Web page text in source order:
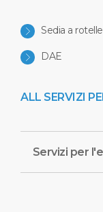
Sedia a rotelle
DAE
ALL SERVIZI
Servizi per